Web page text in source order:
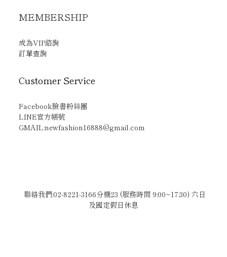
MEMBERSHIP
成為VIP諮詢
訂單查詢
Customer Service
Facebook臉書粉絲團
LINE官方帳號
GMAIL:newfashion16888@gmail.com
聯絡我們:02-8221-3166分機23 (服務時間 9:00~17:30) 六日
及國定假日休息